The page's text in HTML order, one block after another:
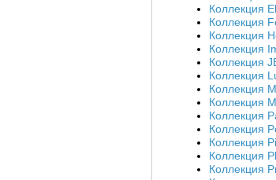
Коллекция
Коллекция
Коллекция
Коллекция
Коллекция
Коллекция
Коллекция
Коллекция
Коллекция
Коллекция
Коллекция
Коллекция
Коллекция